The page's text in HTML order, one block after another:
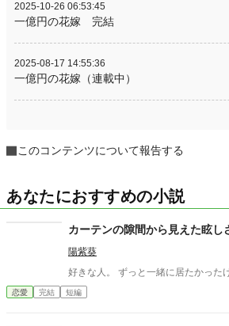
2025-10-26 06:53:45
一億円の花嫁 完結
2025-08-17 14:55:36
一億円の花嫁（連載中）
このコンテンツについて報告する
あなたにおすすめの小説
カーテンの隙間から見えた眩し
陽紫葵
好きな人。 ずっと一緒に居たかっ
恋愛 完結 短編